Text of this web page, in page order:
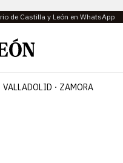
de Castilla y León en WhatsApp
VALLADOLID ZAMORA